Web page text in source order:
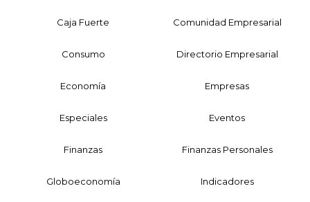
Caja Fuerte Comunidad Empresarial
Consumo Directorio Empresarial
Economía Empresas
Especiales Eventos
Finanzas Finanzas Personales
Globoeconomía Indicadores